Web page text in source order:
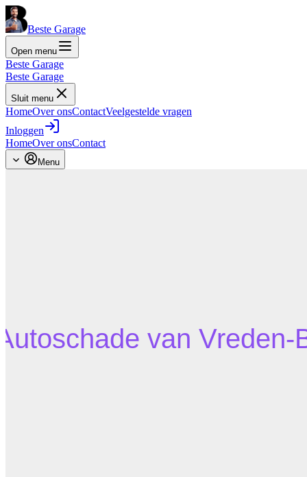
Beste Garage
Open menu
Beste Garage
Beste Garage
Sluit menu
HomeOver onsContactVeelgestelde vragen
Inloggen
HomeOver onsContact
Menu